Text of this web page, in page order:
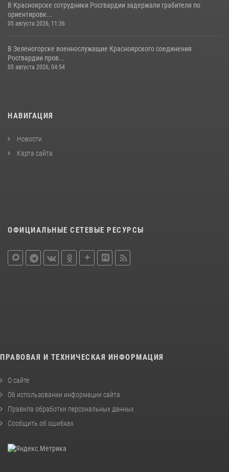
В Красноярске сотрудники Росгвардии задержали грабителя по
ориентировк...
05 августа 2026, 11:36
В Зеленогорске военнослужащие Красноярского соединения
Росгвардии пров...
05 августа 2026, 04:54
НАВИГАЦИЯ
Новости
Карта сайта
ОФИЦИАЛЬНЫЕ СЕТЕВЫЕ РЕСУРСЫ
ПРАВОВАЯ И ТЕХНИЧЕСКАЯ ИНФОРМАЦИЯ
О сайте
Об использовании информации сайта
Правила обработки персональных данных
Сообщить об ошибках